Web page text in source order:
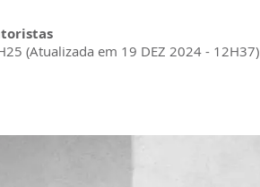
(Atualizada em 19 DEZ 2024 - 12H37)